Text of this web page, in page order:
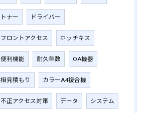
トナー ドライバー
フロントアクセス ホッチキス
便利機能 耐久年数 OA機器
相見積もり カラーA4複合機
不正アクセス対策 データ システム